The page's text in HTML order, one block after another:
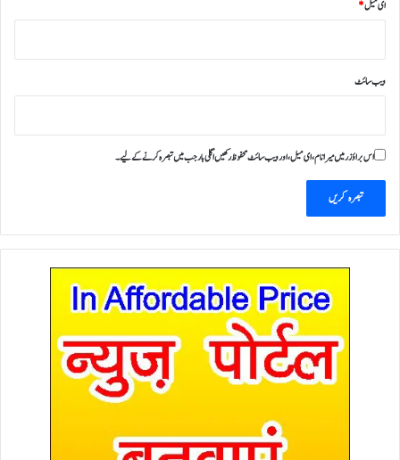
ای میل*
ویب‌ سائٹ
اس براؤزر میں میرا نام، ای میل، اور ویب سائٹ محفوظ رکھیں اگلی بار جب میں تبصرہ کرنے کےلیے۔